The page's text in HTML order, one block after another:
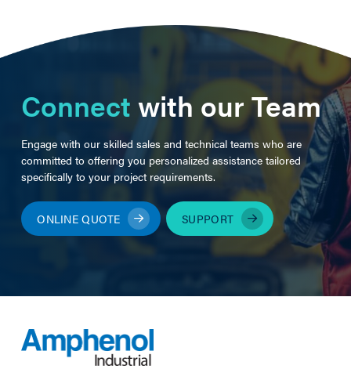
Connectwith our Team
Engage with our skilled sales and technical teams who are
committed to offering you personalized assistance tailored
specifically to your project requirements.
ONLINE QUOTE SUPPORT